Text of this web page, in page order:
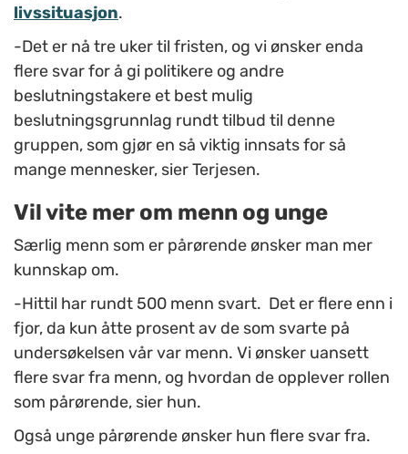
livssituasjon.
-Det er nå tre uker til fristen, og vi ønsker enda
flere svar for å gi politikere og andre
beslutningstakere et best mulig
beslutningsgrunnlag rundt tilbud til denne
gruppen, som gjør en så viktig innsats for så
mange mennesker, sier Terjesen.
Vil vite mer om menn og unge
Særlig menn som er pårørende ønsker man mer
kunnskap om.
-Hittil har rundt 500 menn svart. Det er flere enn i
fjor, da kun åtte prosent av de som svarte på
undersøkelsen vår var menn. Vi ønsker uansett
flere svar fra menn, og hvordan de opplever rollen
som pårørende, sier hun.
Også unge pårørende ønsker hun flere svar fra.